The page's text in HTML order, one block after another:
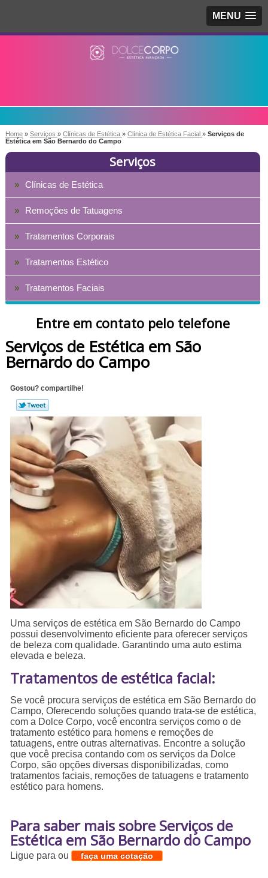
MENU
Home » Serviços » Clínicas de Estética » Clínica de Estética Facial » Serviços de
Estética em São Bernardo do Campo
Serviços
Clínicas de Estética
Remoções de Tatuagens
Tratamentos Corporais
Tratamentos Estético
Tratamentos Faciais
Entre em contato pelo telefone
Serviços de Estética em São
Bernardo do Campo
Gostou? compartilhe!
Uma serviços de estética em São Bernardo do Campo
possui desenvolvimento eficiente para oferecer serviços
de beleza com qualidade. Garantindo uma auto estima
elevada e beleza.
Tratamentos de estética facial:
Se você procura serviços de estética em São Bernardo do
Campo, Oferecendo soluções quando trata-se de estética,
com a Dolce Corpo, você encontra serviços como o de
tratamento estético para homens e remoções de
tatuagens, entre outras alternativas. Encontre a solução
que você precisa contando com os serviços da Dolce
Corpo, são opções diversas disponibilizadas, como
tratamentos faciais, remoções de tatuagens e tratamento
estético para homens.
Para saber mais sobre Serviços de
Estética em São Bernardo do Campo
Ligue paraou faça uma cotação